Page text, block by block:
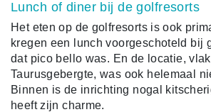
Lunch of diner bij de golfresorts
Het eten op de golfresorts is ook
kregen een lunch voorgeschoteld bij
dat pico bello was. En de locatie,
Taurusgebergte, was ook helemaal
Binnen is de inrichting nogal
heeft zijn charme.